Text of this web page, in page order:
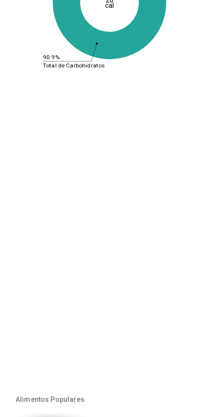
90.9%
Total de Carbohidratos
cal
Alimentos Populares